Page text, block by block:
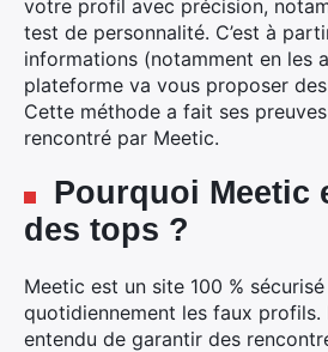
votre profil avec précision,
test de personnalité. C’est à
informations (notamment en les
plateforme va vous proposer
Cette méthode a fait ses
rencontré par Meetic.
Pourquoi Meetic
des tops ?
Meetic est un site 100 %
quotidiennement les faux profils.
entendu de garantir des